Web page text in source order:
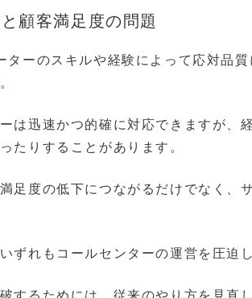
顧客満足度の問題
ターのスキルや経験によって応対品
は迅速かつ的確に対応できますが、
たりすることがあります。
足度の低下につながるだけでなく、
ずれもコールセンターの運営を圧迫